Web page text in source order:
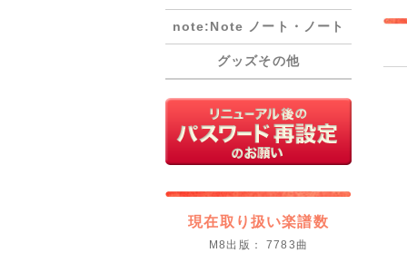
note:Note ノート・ノート
グッズその他
現在取り扱い楽譜数
M8出版： 7783曲